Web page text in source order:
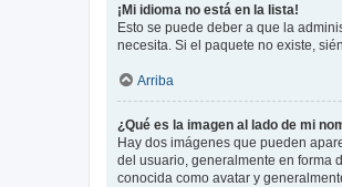
¡Mi idioma no está en la lista!
Esto se puede deber a que la
necesita. Si el paquete no existe,
Arriba
¿Qué es la imagen al lado de mi
Hay dos imágenes que pueden
del usuario, generalmente en forma
conocida como avatar y